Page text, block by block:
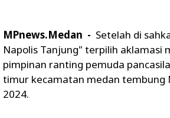
MPnews.Medan - Setelah di
Napolis Tanjung" terpilih aklamasi
pimpinan ranting pemuda
timur kecamatan medan tembung
2024.